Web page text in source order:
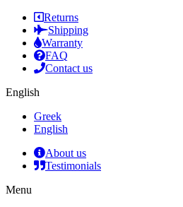
Returns
Shipping
Warranty
FAQ
Contact us
English
Greek
English
About us
Testimonials
Menu